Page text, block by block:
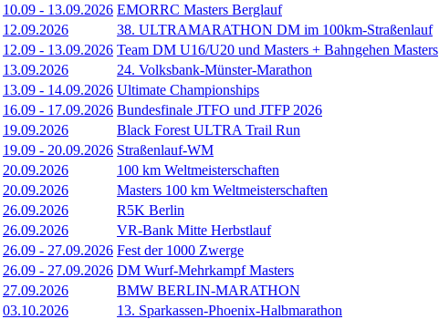
10.09 - 13.09.2026 EMORRC Masters Berglauf
12.09.2026
38. ULTRAMARATHON DM im 100km-Straßenlauf
12.09 - 13.09.2026 Team DM U16/U20 und Masters + Bahngehen Masters
13.09.2026
24. Volksbank-Münster-Marathon
13.09 - 14.09.2026 Ultimate Championships
16.09 - 17.09.2026 Bundesfinale JTFO und JTFP 2026
19.09.2026
Black Forest ULTRA Trail Run
19.09 - 20.09.2026 Straßenlauf-WM
20.09.2026
100 km Weltmeisterschaften
20.09.2026
Masters 100 km Weltmeisterschaften
26.09.2026
R5K Berlin
26.09.2026
VR-Bank Mitte Herbstlauf
26.09 - 27.09.2026 Fest der 1000 Zwerge
26.09 - 27.09.2026 DM Wurf-Mehrkampf Masters
27.09.2026
BMW BERLIN-MARATHON
03.10.2026
13. Sparkassen-Phoenix-Halbmarathon